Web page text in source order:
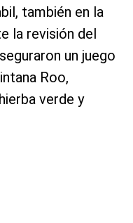
también en la
la revisión del
un juego
Roo,
verde y